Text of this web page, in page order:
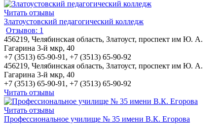
Читать отзывы
Златоустовский педагогический колледж
Отзывов: 1
456219, Челябинская область, Златоуст, проспект им Ю. А.
Гагарина 3-й мкр, 40
+7 (3513) 65-90-91, +7 (3513) 65-90-92
456219, Челябинская область, Златоуст, проспект им Ю. А.
Гагарина 3-й мкр, 40
+7 (3513) 65-90-91, +7 (3513) 65-90-92
Читать отзывы
Читать отзывы
Профессиональное училище № 35 имени В.К. Егорова